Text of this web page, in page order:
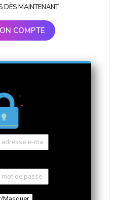
DÈS MAINTENANT
COMPTE